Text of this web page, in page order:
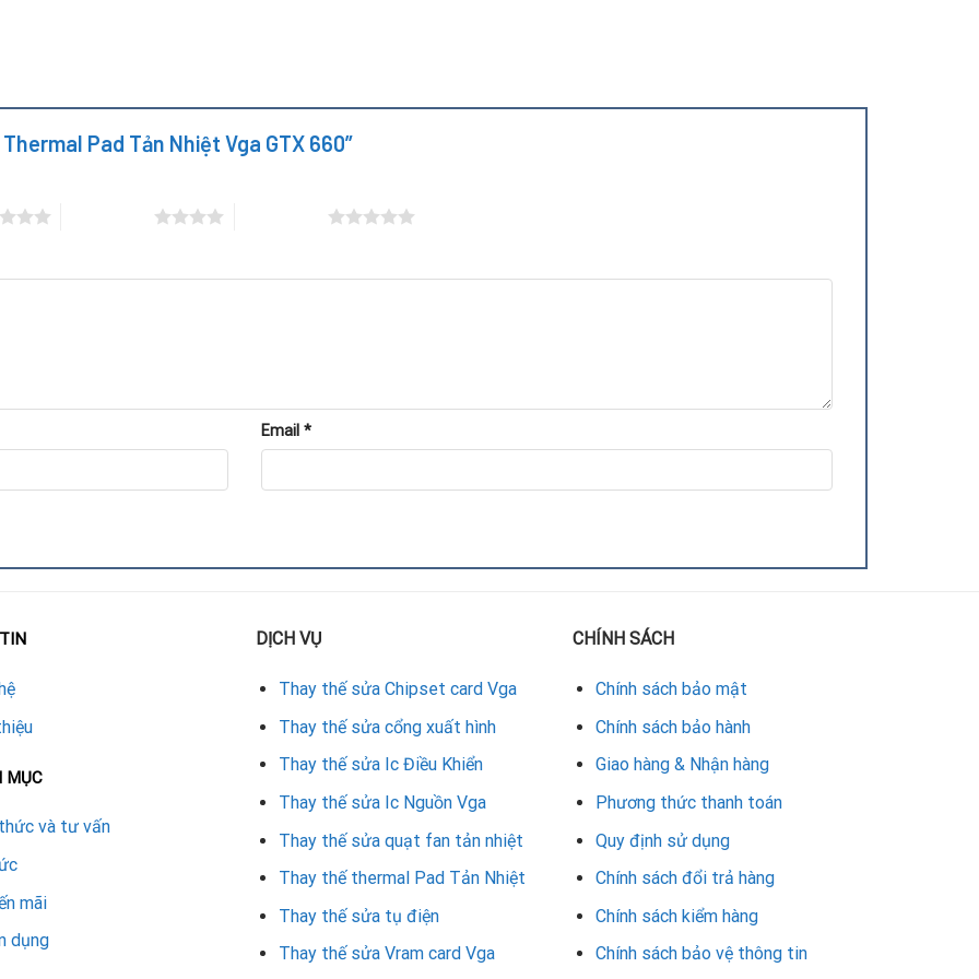
cao.
VGA tại Repair Card Vga
pad VGA GTX 660 bằng vật liệu chất lượng cao, đảm bảo khả năng tản nhiệt tối ưu. Bên cạnh đó, trung
, xử lý các lỗi sập nguồn, mất hình, quá nhiệt với đội ngũ kỹ thuật viên giàu kinh nghiệm.
sẽ giúp card màn hình hoạt động bền bỉ, ổn định và an toàn. Nếu bạn đang gặp sự cố quá nhiệt hoặc cần sửa
Repair Card Vga để được kiểm tra và khắc phục kịp thời.
Pad Tản Nhiệt Vga GTX 660”
Email *
MỤC
và tư vấn
mãi
dụng
DỊCH VỤ
Thay thế sửa Chipset card Vga
Thay thế sửa cổng xuất hình
Thay thế sửa Ic Điều Khiển
Thay thế sửa Ic Nguồn Vga
Thay thế sửa quạt fan tản nhiệt
Thay thế thermal Pad Tản Nhiệt
Thay thế sửa tụ điện
Thay thế sửa Vram card Vga
CHÍNH SÁCH
Chính sách bảo mật
Chính sách bảo hành
Giao hàng & Nhận hàng
Phương thức thanh toán
Quy định sử dụng
Chính sách đổi trả hàng
Chính sách kiểm hàng
Chính sách bảo vệ thông tin